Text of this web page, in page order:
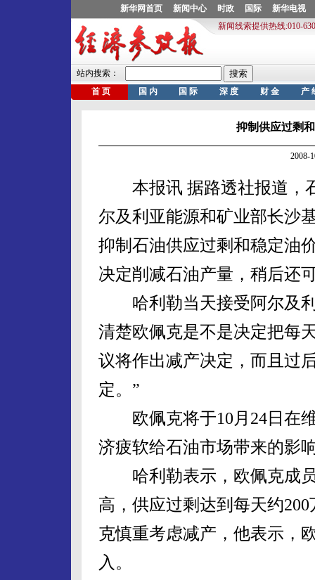
抑制供应过剩
2008-
本报讯 据路透社报道，
尔及利亚能源和矿业部长沙
抑制石油供应过剩和稳定油
决定削减石油产量，稍后还
哈利勒当天接受阿尔及利
清楚欧佩克是不是决定把每
议将作出减产决定，而且过
定。”
欧佩克将于10月24日在维
济疲软给石油市场带来的影
哈利勒表示，欧佩克成员
高，供应过剩达到每天约
克慎重考虑减产，他表示，
入。